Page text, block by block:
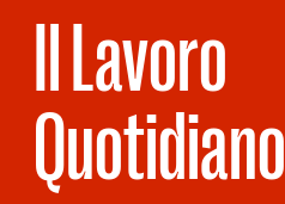
Il Lavoro
Quotidiano